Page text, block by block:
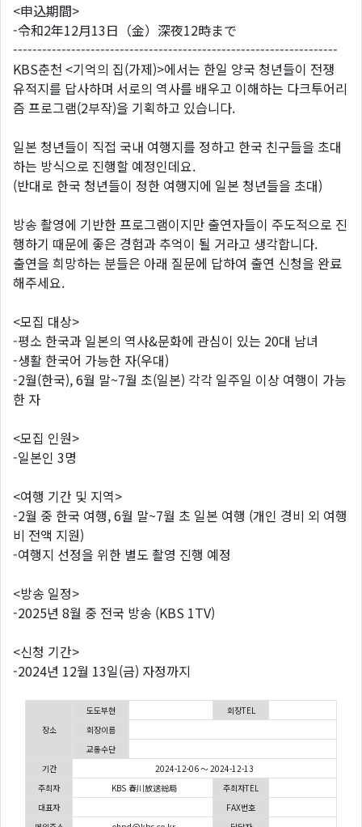
<申込期間>
-令和2年12月13日（金）深夜12時まで
-------------------------------------------------------------------
KBS춘천 <기억의 집(가제)>에서는 한일 양국 청년들이 전쟁
유적지를 답사하며 서로의 역사를 배우고 이해하는 다크투어리
즘 프로그램(2부작)을 기획하고 있습니다.
일본 청년들이 직접 국내 여행지를 정하고 한국 친구들을 초대
하는 방식으로 진행할 예정인데요.
(반대로 한국 청년들이 정한 여행지에 일본 청년들을 초대)
방송 촬영에 기반한 프로그램이지만 출연자들이 주도적으로 진
행하기 때문에 좋은 경험과 추억이 될 거라고 생각합니다.
출연을 희망하는 분들은 아래 질문에 답하여 출연 신청을 완료
해주세요.
<모집 대상>
-평소 한국과 일본의 역사&문화에 관심이 있는 20대 남녀
-생활 한국어 가능한 자(우대)
-2월(한국), 6월 말~7월 초(일본) 각각 일주일 이상 여행이 가능
한 자
<모집 인원>
-일본인 3명
<여행 기간 및 지역>
-2월 중 한국 여행, 6월 말~7월 초 일본 여행 (개인 경비 외 여행
비 전액 지원)
-여행지 선정을 위한 별도 촬영 진행 예정
<방송 일정>
-2025년 8월 중 전국 방송 (KBS 1TV)
<신청 기간>
-2024년 12월 13일(금) 자정까지
장소
도도부현
회장TEL
회장이름
교통수단
기간
2024-12-06 ～ 2024-12-13
주최자
KBS 春川放送総局
주최자TEL
대표자
FAX번호